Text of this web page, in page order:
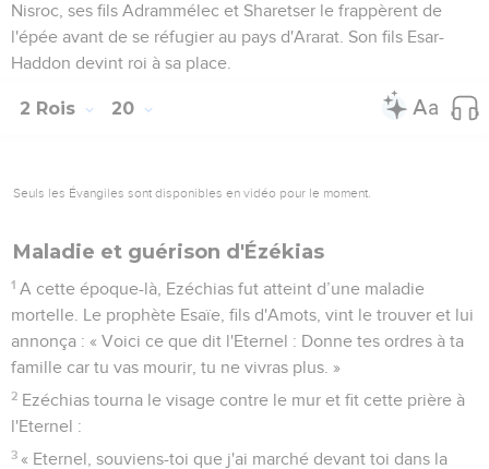
Nisroc, ses fils Adrammélec et Sharetser le frappèrent de
l'épée avant de se réfugier au pays d'Ararat. Son fils Esar-
Haddon devint roi à sa place.
2 Rois 20
Seuls les Évangiles sont disponibles en vidéo pour le moment.
Maladie et guérison d'Ézékias
1 A cette époque-là, Ezéchias fut atteint d’une maladie
mortelle. Le prophète Esaïe, fils d'Amots, vint le trouver et lui
annonça : « Voici ce que dit l'Eternel : Donne tes ordres à ta
famille car tu vas mourir, tu ne vivras plus. »
2 Ezéchias tourna le visage contre le mur et fit cette prière à
l'Eternel :
3 « Eternel, souviens-toi que j'ai marché devant toi dans la